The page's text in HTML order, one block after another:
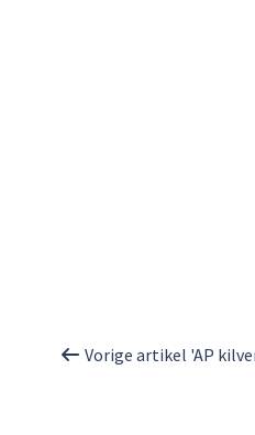
Vorige artikel 'AP